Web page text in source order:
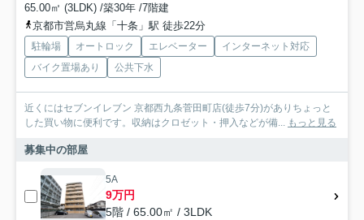
65.00㎡ (3LDK) /築30年 /7階建
京都市営烏丸線「十条」駅 徒歩22分
駐輪場 オートロック エレベーター
インターネット対応
バイク置場あり
公共下水
近くにはセブンイレブン 京都西九条菅田町店(徒歩7分)がありちょっと
した買い物に便利です。収納はクロゼット・押入などが備... もっと見る
募集中の部屋
5A
9万円
5階 / 65.00㎡ / 3LDK